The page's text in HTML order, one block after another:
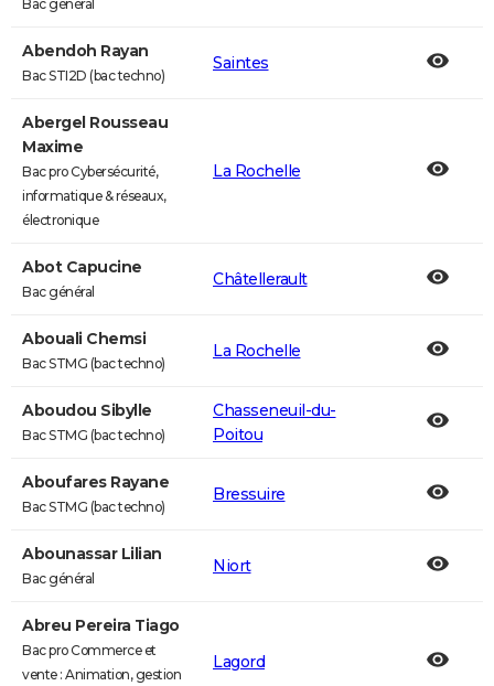
Bac général
Abendoh Rayan
Bac STI2D (bac techno)
Saintes
Abergel Rousseau
Maxime
Bac pro Cybersécurité,
informatique & réseaux,
électronique
La Rochelle
Abot Capucine
Bac général
Châtellerault
Abouali Chemsi
Bac STMG (bac techno)
La Rochelle
Aboudou Sibylle
Bac STMG (bac techno)
Chasseneuil-du-
Poitou
Aboufares Rayane
Bac STMG (bac techno)
Bressuire
Abounassar Lilian
Bac général
Niort
Abreu Pereira Tiago
Bac pro Commerce et
vente : Animation, gestion
Lagord